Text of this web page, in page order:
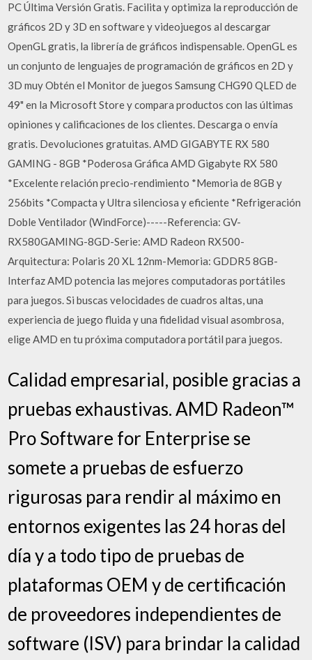
PC Última Versión Gratis. Facilita y optimiza la reproducción de
gráficos 2D y 3D en software y videojuegos al descargar
OpenGL gratis, la librería de gráficos indispensable. OpenGL es
un conjunto de lenguajes de programación de gráficos en 2D y
3D muy Obtén el Monitor de juegos Samsung CHG90 QLED de
49" en la Microsoft Store y compara productos con las últimas
opiniones y calificaciones de los clientes. Descarga o envía
gratis. Devoluciones gratuitas. AMD GIGABYTE RX 580
GAMING - 8GB *Poderosa Gráfica AMD Gigabyte RX 580
*Excelente relación precio-rendimiento *Memoria de 8GB y
256bits *Compacta y Ultra silenciosa y eficiente *Refrigeración
Doble Ventilador (WindForce)-----Referencia: GV-
RX580GAMING-8GD-Serie: AMD Radeon RX500-
Arquitectura: Polaris 20 XL 12nm-Memoria: GDDR5 8GB-
Interfaz AMD potencia las mejores computadoras portátiles
para juegos. Si buscas velocidades de cuadros altas, una
experiencia de juego fluida y una fidelidad visual asombrosa,
elige AMD en tu próxima computadora portátil para juegos.
Calidad empresarial, posible gracias a
pruebas exhaustivas. AMD Radeon™
Pro Software for Enterprise se
somete a pruebas de esfuerzo
rigurosas para rendir al máximo en
entornos exigentes las 24 horas del
día y a todo tipo de pruebas de
plataformas OEM y de certificación
de proveedores independientes de
software (ISV) para brindar la calidad